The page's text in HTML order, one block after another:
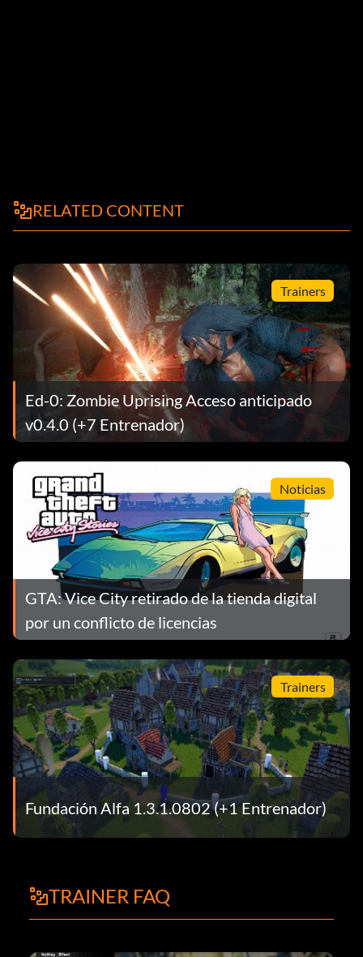
RELATED CONTENT
Trainers
Ed-0: Zombie Uprising Acceso anticipado
v0.4.0 (+7 Entrenador)
Noticias
GTA: Vice City retirado de la tienda digital
por un conflicto de licencias
Trainers
Fundación Alfa 1.3.1.0802 (+1 Entrenador)
TRAINER FAQ